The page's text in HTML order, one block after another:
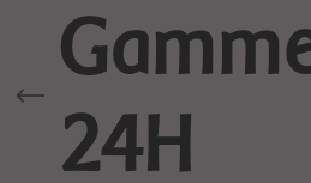
24H